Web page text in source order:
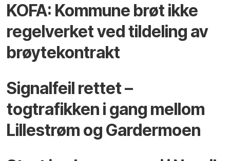
KOFA: Kommune brøt ikke
regelverket ved tildeling av
brøytekontrakt
Signalfeil rettet –
togtrafikken i gang mellom
Lillestrøm og Gardermoen